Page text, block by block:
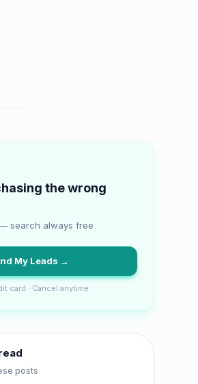
the wrong
search always free
My Leads →
card · Cancel anytime
posts